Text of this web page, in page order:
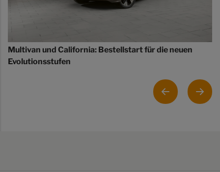
Multivan und California: Bestellstart für die neuen
Evolutionsstufen